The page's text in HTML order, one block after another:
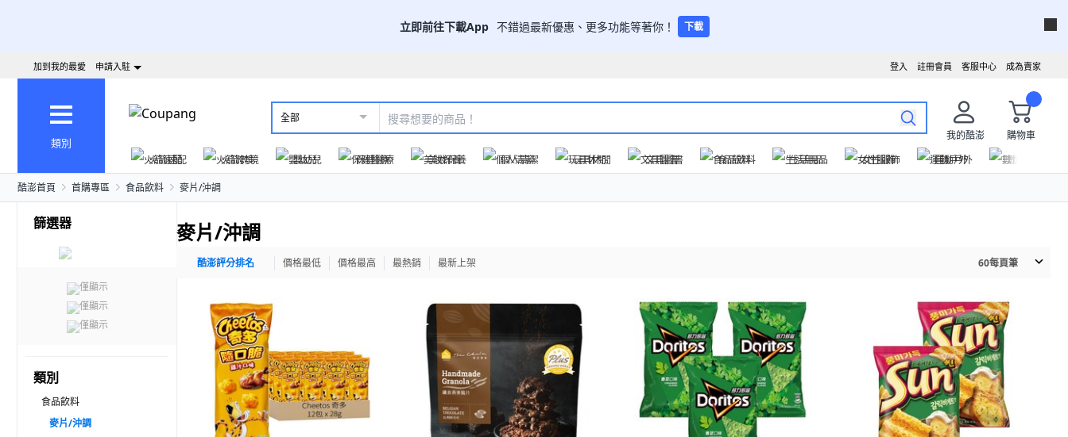
立即前往下載App 不錯過最新優惠、更多功能等著你！ 下載
成為賣家
客服中心
註冊會員
登入
加到我的最愛 申請入駐
類別
全部
我的酷澎
購物車
火箭速配
火箭跨境 嬰幼兒 保健醫療 美妝保養 個人清潔 玩具休閒 文具圖書 食品飲料 生活用品 女性服飾 運動戶外 數位家電
酷澎首頁 首購專區 食品飲料 麥片/沖調
篩選器
僅顯示
僅顯示
僅顯示
類別
食品飲料
麥片/沖調
麥片/沖調
酷澎評分排名 價格最低 價格最高 最熱銷 最新上架 60每頁筆